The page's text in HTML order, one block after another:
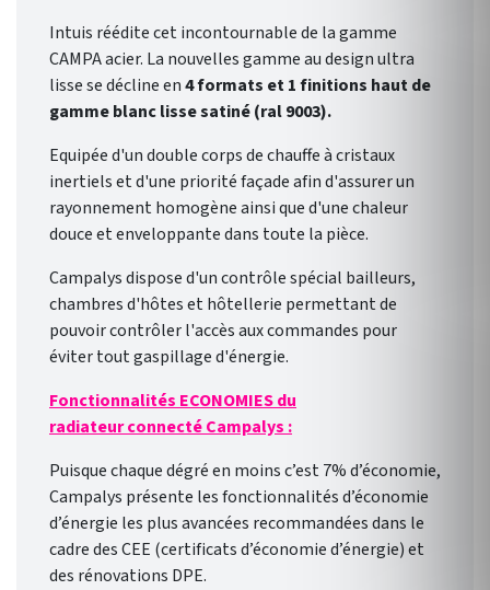
Intuis réédite cet incontournable de la gamme
CAMPA acier. La nouvelles gamme au design ultra
lisse se décline en4 formats et 1 finitions haut de
gamme blanc lisse satiné (ral 9003).
Equipée d'un double corps de chauffe à cristaux
inertiels et d'une priorité façade afin d'assurer un
rayonnement homogène ainsi que d'une chaleur
douce et enveloppante dans toute la pièce.
Campalys dispose d'un contrôle spécial bailleurs,
chambres d'hôtes et hôtellerie permettant de
pouvoir contrôler l'accès aux commandes pour
éviter tout gaspillage d'énergie.
Fonctionnalités ECONOMIES du
radiateur connecté Campalys :
Puisque chaque dégré en moins c’est 7% d’économie,
Campalys présente les fonctionnalités d’économie
d’énergie les plus avancées recommandées dans le
cadre des CEE (certificats d’économie d’énergie) et
des rénovations DPE.